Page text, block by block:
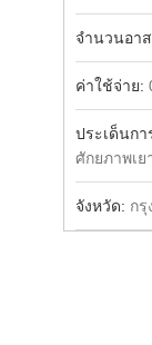
จำนวนอา
ค่าใช้จ่าย:
ประเด็นกา
ศักยภาพเ
จังหวัด: กรุ